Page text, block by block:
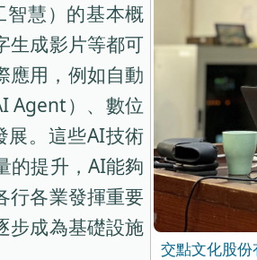
交點文化股
慧）的基本概
生成影片等都可
應用，例如自動
Agent）、數位
展。這些AI技術
的提升，AI能夠
行各業發揮重要
步成為基礎設施